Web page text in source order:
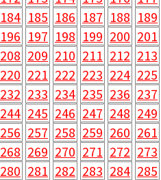
184 185 186 187 188 189
196 197 198 199 200 201
208 209 210 211 212 213
220 221 222 223 224 225
232 233 234 235 236 237
244 245 246 247 248 249
256 257 258 259 260 261
268 269 270 271 272 273
280 281 282 283 284 285